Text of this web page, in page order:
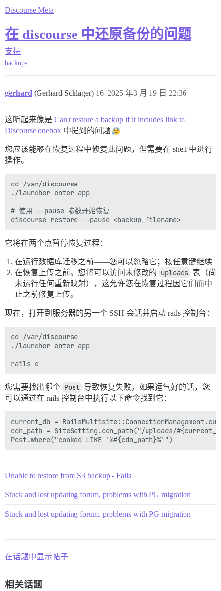
Discourse Meta
在 discourse 中还原备份的问题
支持
backups
gerhard (Gerhard Schlager) 2025 年3 月 19 日 22:36
16
这听起来像是 Can't restore a backup if it includes link to
Discourse onebox 中提到的问题
您应该能够在恢复过程中修复此问题，但需要在 shell 中进行
操作。
cd /var/discourse
./launcher enter app
# 使用 --pause 参数开始恢复
它将在两个点暂停恢复过程：
在运行数据库迁移之前——您可以忽略它；按任意键继续
在恢复上传之前。您将可以访问未修改的 uploads 表（尚
未运行任何重新映射），这允许您在恢复过程因它们而中
止之前修复上传。
现在，打开到服务器的另一个 SSH 会话并启动 rails 控制台：
cd /var/discourse
./launcher enter app
您需要找出哪个 Post 导致恢复失败。如果运气好的话，您
可以通过在 rails 控制台中执行以下命令找到它：
current_db =
cdn_path = SiteSetting.cdn_path("/uploads/
Unable to restore from S3 backup - Fails
Stuck and lost updating forum, problems with PG migration
Stuck and lost updating forum, problems with PG migration
在话题中显示帖子
相关话题